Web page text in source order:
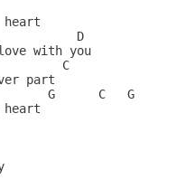
heart
D
with you
C
part
G      C   G
heart